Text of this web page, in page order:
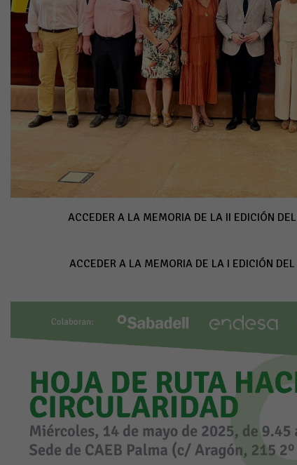
ACCEDER A LA MEMORIA DE LA II EDICIÓN
ACCEDER A LA MEMORIA DE LA I EDICIÓN